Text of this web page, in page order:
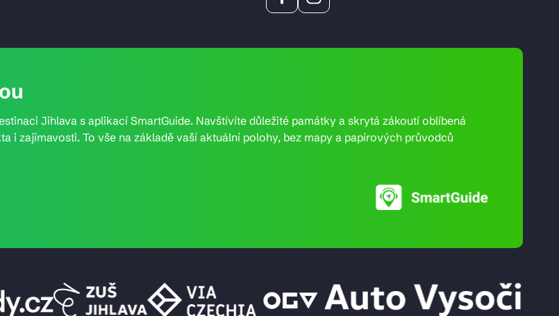
Jihlava s aplikací SmartGuide. Navštívíte důležité památky a skrytá zákoutí oblíbená
i zajímavosti. To vše na základě vaší aktuální polohy, bez mapy a papírových průvodců